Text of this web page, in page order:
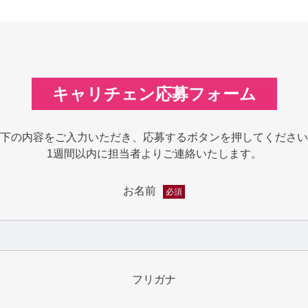
キャリチェン応募フォーム
の内容をご入力いただき、応募するボタンを押してくださ
1週間以内に担当者よりご連絡いたします。
お名前 必須
フリガナ